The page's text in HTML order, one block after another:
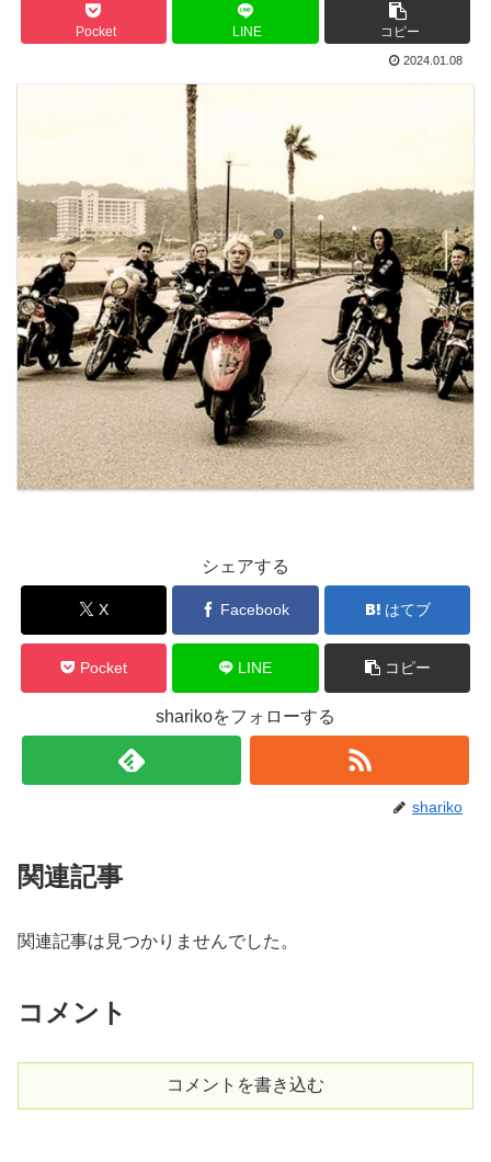
Pocket LINE コピー
2024.01.08
シェアする
X Facebook はてブ
Pocket LINE コピー
sharikoをフォローする
shariko
関連記事
関連記事は見つかりませんでした。
コメント
コメントを書き込む